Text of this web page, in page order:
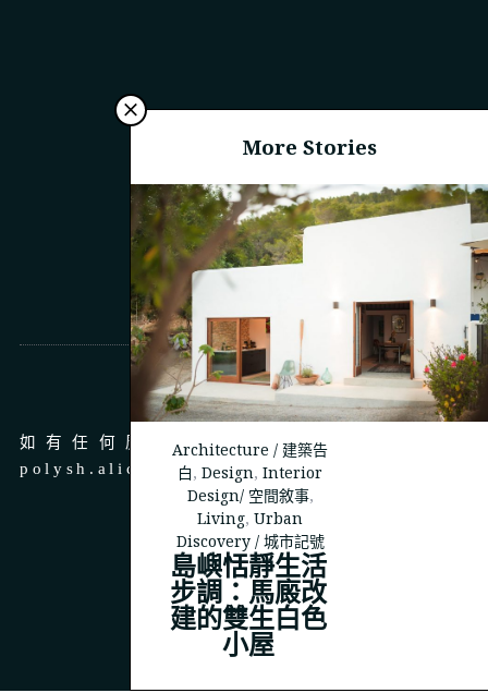
More Stories
Architecture / 建築告
白,Design,Interior
Design/ 空間敘事,
Living,Urban
Discovery / 城市記號
島嶼恬靜生活
步調：馬廄改
建的雙生白色
小屋
商務合作
如有任何廣告、商務合作，請 email 至
polysh.alice@gmail.com
© 2023THEPOLYSH.COM
BACK TO TOP